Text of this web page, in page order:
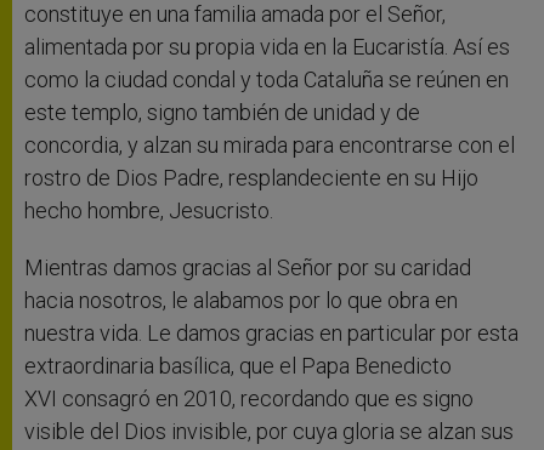
constituye en una familia amada por el Señor,
alimentada por su propia vida en la Eucaristía. Así es
como la ciudad condal y toda Cataluña se reúnen en
este templo, signo también de unidad y de
concordia, y alzan su mirada para encontrarse con el
rostro de Dios Padre, resplandeciente en su Hijo
hecho hombre, Jesucristo.
Mientras damos gracias al Señor por su caridad
hacia nosotros, le alabamos por lo que obra en
nuestra vida. Le damos gracias en particular por esta
extraordinaria basílica, que el Papa Benedicto
XVI consagró en 2010, recordando que es signo
visible del Dios invisible, por cuya gloria se alzan sus